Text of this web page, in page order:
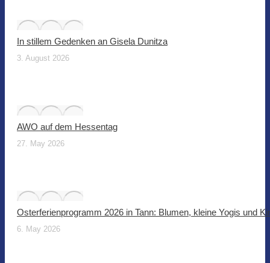
In stillem Gedenken an Gisela Dunitza
3. August 2026
AWO auf dem Hessentag
27. May 2026
Osterferienprogramm 2026 in Tann: Blumen, kleine Yogis und
6. May 2026